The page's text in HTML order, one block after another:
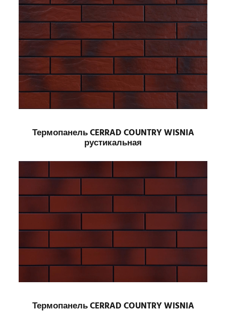
Термопанель CERRAD COUNTRY WISNIA
рустикальная
Термопанель CERRAD COUNTRY WISNIA